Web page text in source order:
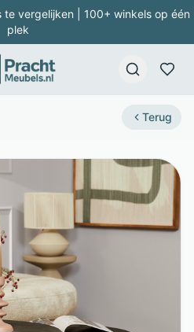
te vergelijken | 100+ winkels op één
plek
Terug